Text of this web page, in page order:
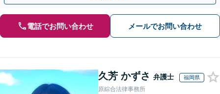
電話でお問い合わせ メールでお問い合わせ
久芳 かずさ 弁護士 福岡県
原綜合法律事務所